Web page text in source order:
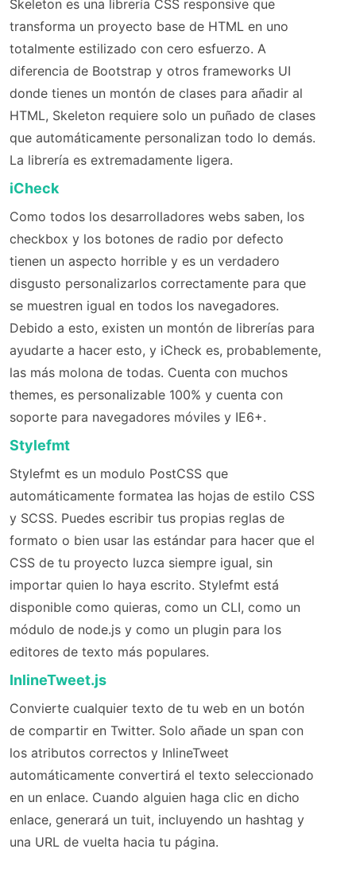
Skeleton es una librería CSS responsive que
transforma un proyecto base de HTML en uno
totalmente estilizado con cero esfuerzo. A
diferencia de Bootstrap y otros frameworks UI
donde tienes un montón de clases para añadir al
HTML, Skeleton requiere solo un puñado de clases
que automáticamente personalizan todo lo demás.
La librería es extremadamente ligera.
iCheck
Como todos los desarrolladores webs saben, los
checkbox y los botones de radio por defecto
tienen un aspecto horrible y es un verdadero
disgusto personalizarlos correctamente para que
se muestren igual en todos los navegadores.
Debido a esto, existen un montón de librerías para
ayudarte a hacer esto, y iCheck es, probablemente,
las más molona de todas. Cuenta con muchos
themes, es personalizable 100% y cuenta con
soporte para navegadores móviles y IE6+.
Stylefmt
Stylefmt es un modulo PostCSS que
automáticamente formatea las hojas de estilo CSS
y SCSS. Puedes escribir tus propias reglas de
formato o bien usar las estándar para hacer que el
CSS de tu proyecto luzca siempre igual, sin
importar quien lo haya escrito. Stylefmt está
disponible como quieras, como un CLI, como un
módulo de node.js y como un plugin para los
editores de texto más populares.
InlineTweet.js
Convierte cualquier texto de tu web en un botón
de compartir en Twitter. Solo añade un span con
los atributos correctos y InlineTweet
automáticamente convertirá el texto seleccionado
en un enlace. Cuando alguien haga clic en dicho
enlace, generará un tuit, incluyendo un hashtag y
una URL de vuelta hacia tu página.